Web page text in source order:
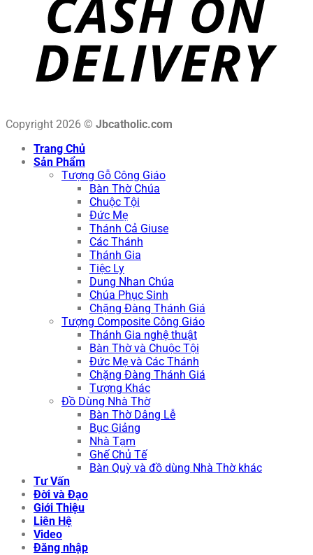
Copyright 2026 © Jbcatholic.com
Trang Chủ
Sản Phẩm
Tượng Gỗ Công Giáo
Bàn Thờ Chúa
Chuộc Tội
Đức Mẹ
Thánh Cả Giuse
Các Thánh
Thánh Gia
Tiệc Ly
Dung Nhan Chúa
Chúa Phục Sinh
Chặng Đàng Thánh Giá
Tượng Composite Công Giáo
Thánh Gia nghệ thuật
Bàn Thờ và Chuộc Tội
Đức Mẹ và Các Thánh
Chặng Đàng Thánh Giá
Tượng Khác
Đồ Dùng Nhà Thờ
Bàn Thờ Dâng Lễ
Bục Giảng
Nhà Tạm
Ghế Chủ Tế
Bàn Quỳ và đồ dùng Nhà Thờ khác
Tư Vấn
Đời và Đạo
Giới Thiệu
Liên Hệ
Video
Đăng nhập